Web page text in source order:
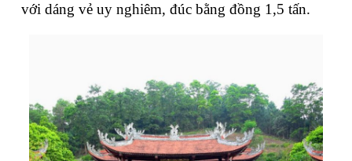
với dáng vẻ uy nghiêm, đúc bằng đồng 1,5 tấn.